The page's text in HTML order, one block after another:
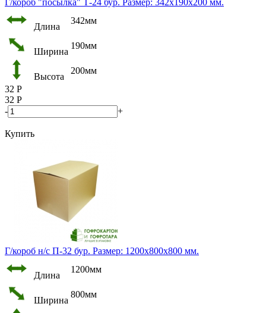
Длина
342мм
Ширина
190мм
Высота
200мм
32 Р
32 Р
-
+
Купить
Г/короб н/с П-32 бур. Размер: 1200х800х800 мм.
Длина
1200мм
Ширина
800мм